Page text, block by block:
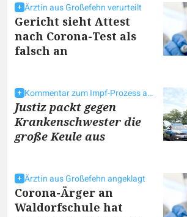
Ärztin aus Großefehn verurteilt
Gericht sieht Attest
nach Corona-Test als
falsch an
Kommentar zum Impf-Prozess am Landgericht
Justiz packt gegen
Krankenschwester die
große Keule aus
Ärztin aus Großefehn angeklagt
Corona-Ärger an
Waldorfschule hat